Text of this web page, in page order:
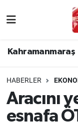
Kahramanmaraş
HABERLER
Aracını
esnafa
Politika
İstanbul
İstanbul